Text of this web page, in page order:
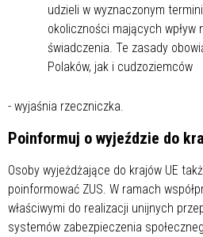
udzieli w wyznaczonym
okoliczności mających wpływ
świadczenia. Te zasady
Polaków, jak i cudzoziemców
- wyjaśnia rzeczniczka.
Poinformuj o wyjeździe do
Osoby wyjeżdżające do krajów UE
poinformować ZUS. W ramach
właściwymi do realizacji unijnych
systemów zabezpieczenia